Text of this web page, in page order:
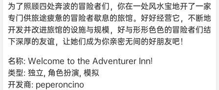
为了照顾四处奔波的冒险者们，你在一处风水宝地开了一家
专门供旅途疲惫的冒险者歇息的旅馆。好好经营它，不断地
开发并改进旅馆的设施与规模，好与形形色色的冒险者们结
下深厚的友谊，让她们成为你亲密无间的好朋友吧！
名称: Welcome to the Adventurer Inn!
类型: 独立, 角色扮演, 模拟
开发商: peperoncino